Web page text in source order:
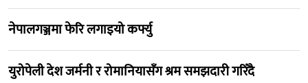
नेपालगञ्जमा फेरि लगाइयो कर्फ्यु
युरोपेली देश जर्मनी र रोमानियासँग श्रम समझदारी गरिँदै